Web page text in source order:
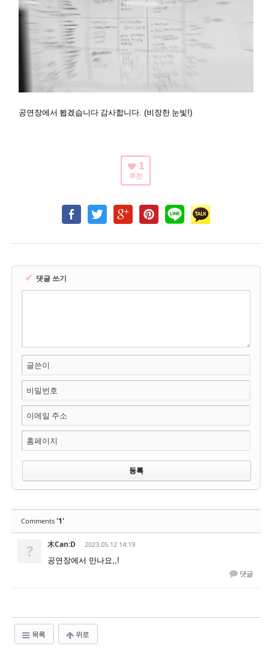
공연장에서 뵙겠습니다 감사합니다 . (비장한 눈빛 !)
1
추천
✔ 댓글 쓰기
글쓴이
비밀번호
이메일 주소
홈페이지
Comments'1'
? 木Can:D
2023.05.12 14:19
공연장에서 만나요,,!
댓글
목록 위로